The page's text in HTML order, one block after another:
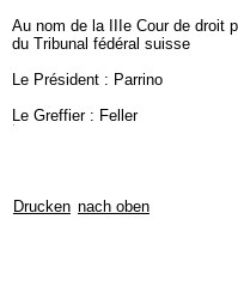
Au nom de la IIIe Cour de droit
du Tribunal fédéral suisse
Le Président : Parrino
Le Greffier : Feller
Drucken nach oben